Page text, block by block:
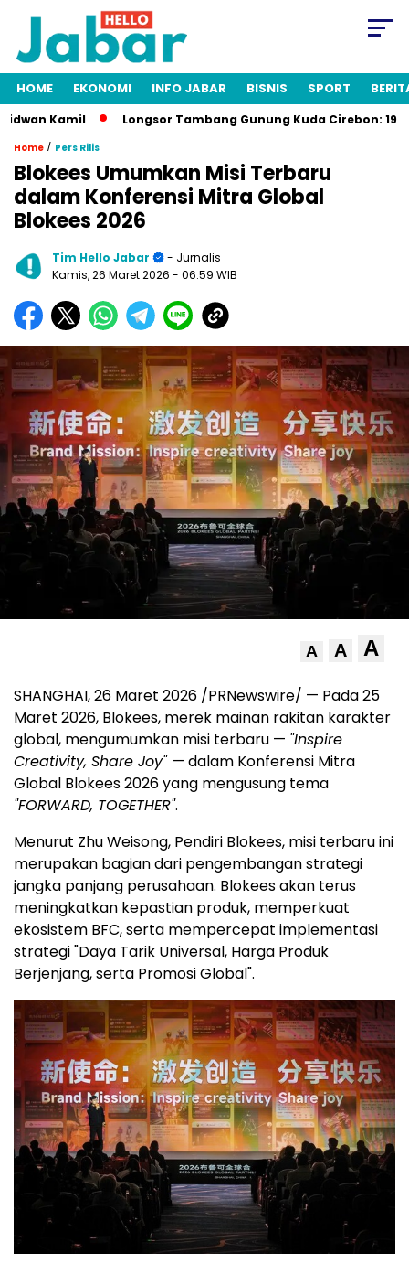
HOME EKONOMI INFO JABAR BISNIS SPORT
Kamil Longsor Tambang Gunung Kuda Cirebon: 19
Home / Pers Rilis
Blokees Umumkan Misi Terbaru
dalam Konferensi Mitra Global
Blokees 2026
Tim Hello Jabar
- Jurnalis
Kamis, 26 Maret 2026 - 06:59 WIB
A A A
SHANGHAI, 26 Maret 2026 /PRNewswire/ — Pada 25
Maret 2026, Blokees, merek mainan rakitan karakter
global, mengumumkan misi terbaru — "Inspire
Creativity, Share Joy" — dalam Konferensi Mitra
Global Blokees 2026 yang mengusung tema
"FORWARD, TOGETHER".
Menurut Zhu Weisong, Pendiri Blokees, misi terbaru ini
merupakan bagian dari pengembangan strategi
jangka panjang perusahaan. Blokees akan terus
meningkatkan kepastian produk, memperkuat
ekosistem BFC, serta mempercepat implementasi
strategi "Daya Tarik Universal, Harga Produk
Berjenjang, serta Promosi Global".